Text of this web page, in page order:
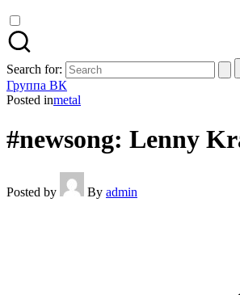
Search for:
Группа ВК
Posted inmetal
#newsong: Lenny
Posted by By admin